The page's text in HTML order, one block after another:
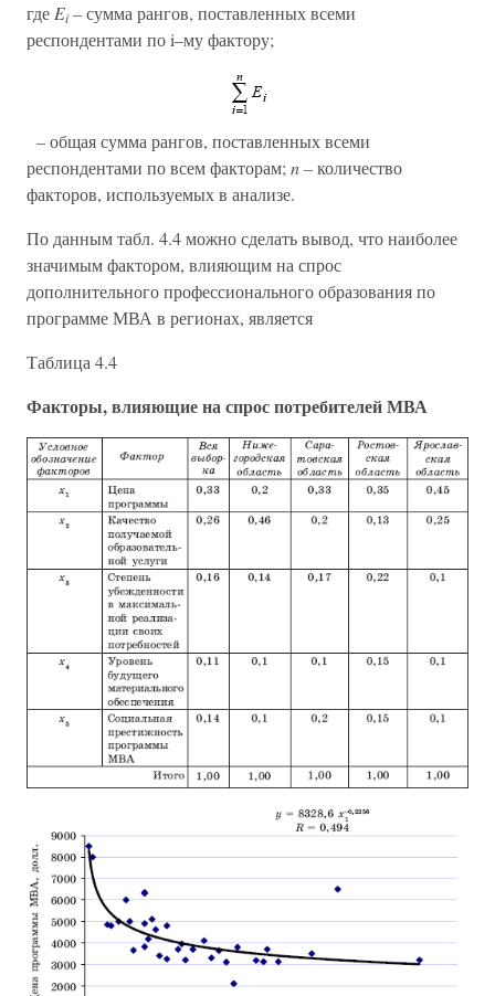
где Ei–сумма рангов, поставленных всеми
респондентами по i–му фактору;
–общая сумма рангов, поставленных всеми
респондентами по всем факторам; n –количество
факторов, используемых в анализе.
По данным табл. 4.4 можно сделать вывод, что наиболее
значимым фактором, влияющим на спрос
дополнительного профессионального образования по
программе МВА в регионах, является
Таблица 4.4
Факторы, влияющие на спрос потребителей МВА